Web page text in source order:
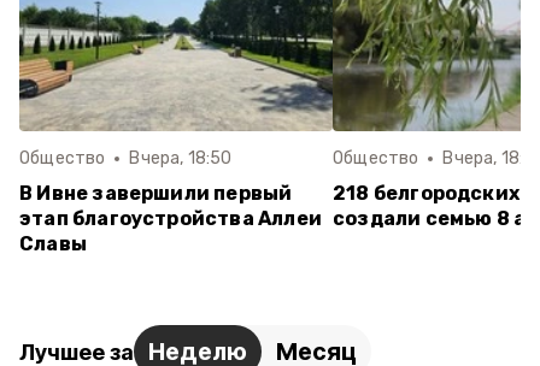
Общество Вчера, 18:50
В Ивне завершили первый
этап благоустройства Аллеи
Славы
Общество Вчера,
218 белгородских
создали семью 8
Лучшее за Неделю Месяц